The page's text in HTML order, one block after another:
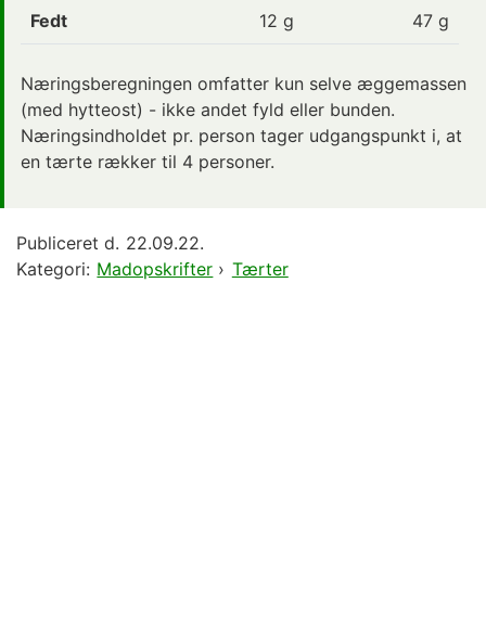
Fedt 12 g 47 g
Næringsberegningen omfatter kun selve æggemassen
(med hytteost) - ikke andet fyld eller bunden.
Næringsindholdet pr. person tager udgangspunkt i, at
en tærte rækker til 4 personer.
Publiceret d. 22.09.22.
Kategori: Madopskrifter › Tærter